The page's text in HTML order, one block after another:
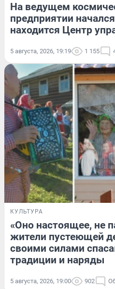
На ведущем
предприятии
находится Центр
5 августа, 2026, 19:19 1 155
КУЛЬТУРА
«Оно настоящее, не
жители пустеющей
своими силами
традиции и наряды
5 августа, 2026, 19:00 902